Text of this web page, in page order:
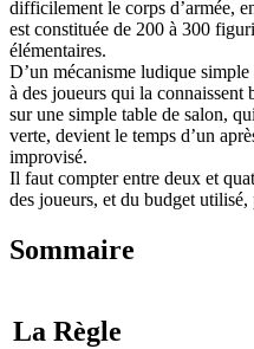
difficilement le corps d’armée,
est constituée de 200 à 300
élémentaires.
D’un mécanisme ludique
à des joueurs qui la connaissent
sur une simple table de salon,
verte, devient le temps d’un
improvisé.
Il faut compter entre deux et
des joueurs, et du budget
Sommaire
La Règle